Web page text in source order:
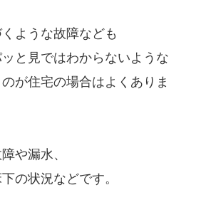
ような故障なども
と見ではわからないような
が住宅の場合はよくありま
や漏水、
の状況などです。